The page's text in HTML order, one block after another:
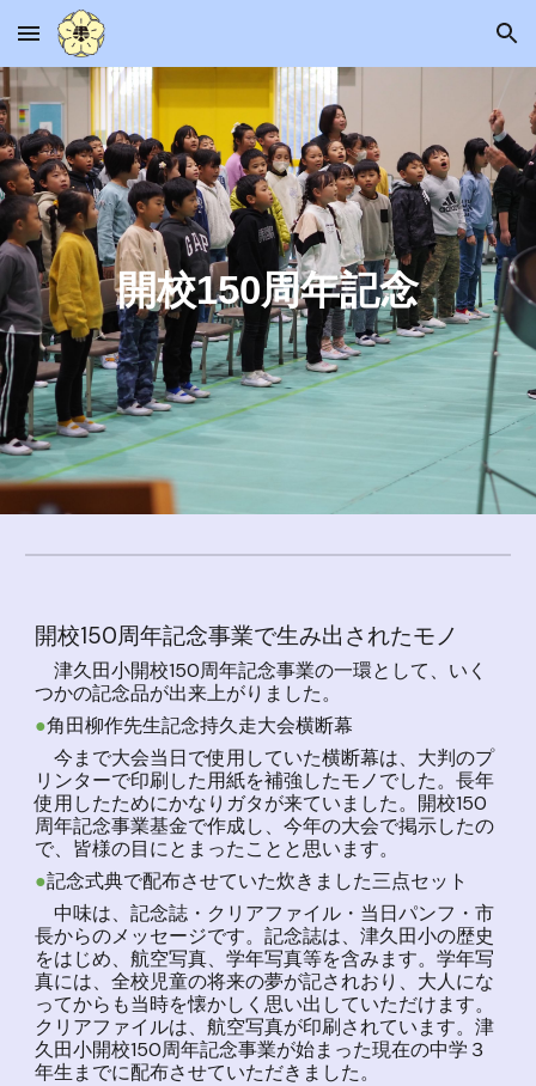
Skip to main content Skip to navigation
開校150周年記念
開校150周年記念事業で生み出されたモノ
津久田小開校150周年記念事業の一環として、いく
つかの記念品が出来上がりました。
●角田柳作先生記念持久走大会横断幕
今まで大会当日で使用していた横断幕は、大判のプ
リンターで印刷した用紙を補強したモノでした。長年
使用したためにかなりガタが来ていました。開校150
周年記念事業基金で作成し、今年の大会で掲示したの
で、皆様の目にとまったことと思います。
●記念式典で配布させていた炊きました三点セット
中味は、記念誌・クリアファイル・当日パンフ・市
長からのメッセージです。記念誌は、津久田小の歴史
をはじめ、航空写真、学年写真等を含みます。学年写
真には、全校児童の将来の夢が記されおり、大人にな
ってからも当時を懐かしく思い出していただけます。
クリアファイルは、航空写真が印刷されています。津
久田小開校150周年記念事業が始まった現在の中学３
年生までに配布させていただきました。